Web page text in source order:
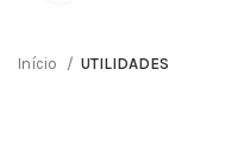
Início UTILIDADES